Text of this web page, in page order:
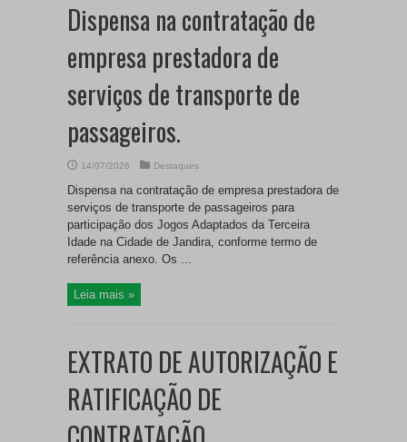
Dispensa na contratação de
empresa prestadora de
serviços de transporte de
passageiros.
14/07/2026 Destaques
Dispensa na contratação de empresa prestadora de
serviços de transporte de passageiros para
participação dos Jogos Adaptados da Terceira
Idade na Cidade de Jandira, conforme termo de
referência anexo. Os ...
Leia mais »
EXTRATO DE AUTORIZAÇÃO E
RATIFICAÇÃO DE